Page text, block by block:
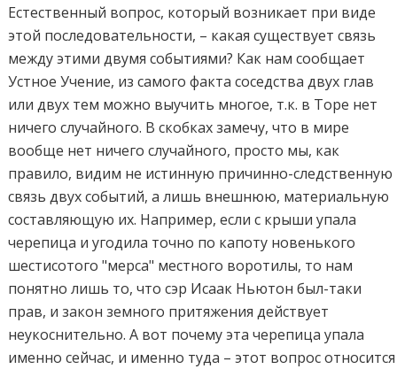
Естественный вопрос, который возникает при виде
этой последовательности, – какая существует связь
между этими двумя событиями? Как нам сообщает
Устное Учение, из самого факта соседства двух глав
или двух тем можно выучить многое, т.к. в Торе нет
ничего случайного. В скобках замечу, что в мире
вообще нет ничего случайного, просто мы, как
правило, видим не истинную причинно-следственную
связь двух событий, а лишь внешнюю, материальную
составляющую их. Например, если с крыши упала
черепица и угодила точно по капоту новенького
шестисотого "мерса" местного воротилы, то нам
понятно лишь то, что сэр Исаак Ньютон был-таки
прав, и закон земного притяжения действует
неукоснительно. А вот почему эта черепица упала
именно сейчас, и именно туда – этот вопрос относится